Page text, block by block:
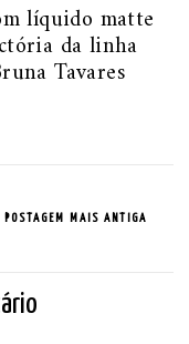
líquido matte
da linha
Tavares
POSTAGEM MAIS ANTIGA